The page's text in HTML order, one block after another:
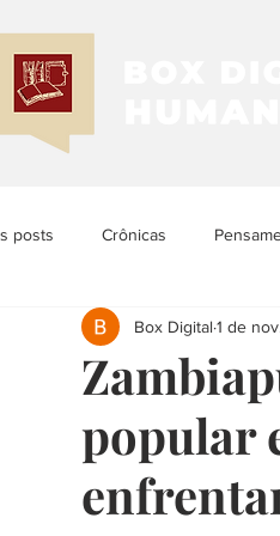
posts Crônicas
Memória e História História
História das Mulheres e dos Femi...
História Latinoamericana
popular
Box Digital 1 de